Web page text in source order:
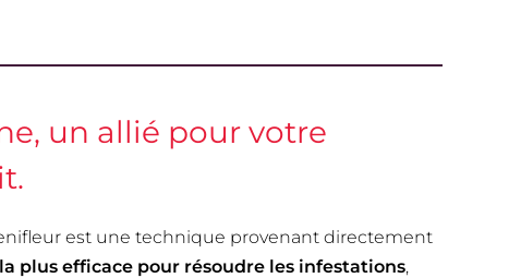
un allié pour votre
est une technique provenant directement
plus efficace pour résoudre les infestations,